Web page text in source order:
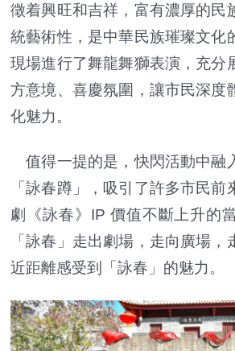
徵着興旺和吉祥，富有濃厚的民
統藝術性，是中華民族璀璨文化
現場進行了舞龍舞獅表演，充分
方意境、喜慶氛圍，讓市民深度
化魅力。
值得一提的是，快閃活動中融
「詠春蹲」，吸引了許多市民
劇《詠春》IP 價值不斷上升的
「詠春」走出劇場，走向廣場，
近距離感受到「詠春」的魅力。